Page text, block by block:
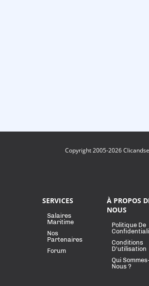
Copyright 2005-2026
SERVICES
Salaires
Maritime
Nos
Partenaires
Forum
À PROPOS
NOUS
Politique De
Conditions
D'utilisation
Qui
Nous ?